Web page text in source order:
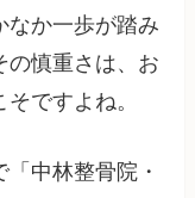
か一歩が踏み
の慎重さは、お
ですよね。
中林整骨院・